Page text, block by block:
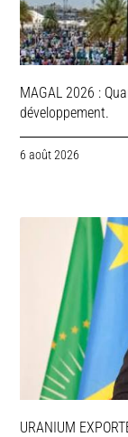
MAGAL 2026 :
développement.
6 août 2026
URANIUM